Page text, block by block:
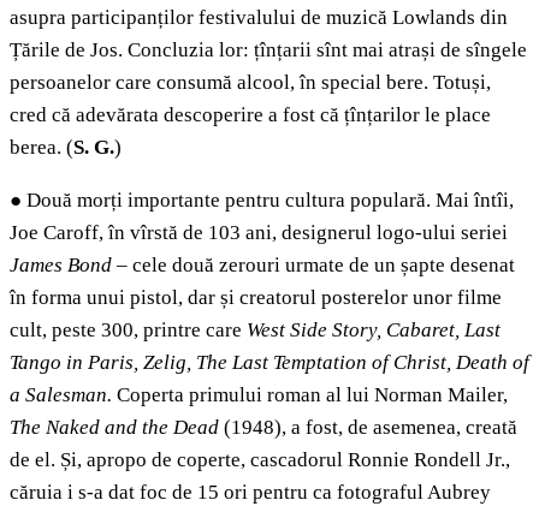
asupra participanților festivalului de muzică Lowlands din
Țările de Jos. Concluzia lor: țînțarii sînt mai atrași de sîngele
persoanelor care consumă alcool, în special bere. Totuși,
cred că adevărata descoperire a fost că țînțarilor le place
berea. (S. G.)
● Două morți importante pentru cultura populară. Mai întîi,
Joe Caroff, în vîrstă de 103 ani, designerul logo-ului seriei
James Bond – cele două zerouri urmate de un șapte desenat
în forma unui pistol, dar și creatorul posterelor unor filme
cult, peste 300, printre care West Side Story, Cabaret, Last
Tango in Paris, Zelig, The Last Temptation of Christ, Death of
a Salesman. Coperta primului roman al lui Norman Mailer,
The Naked and the Dead (1948), a fost, de asemenea, creată
de el. Și, apropo de coperte, cascadorul Ronnie Rondell Jr.,
căruia i s-a dat foc de 15 ori pentru ca fotograful Aubrey